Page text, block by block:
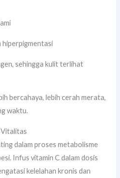
hiperpigmentasi
sehingga kulit terlihat
bercahaya, lebih cerah merata,
waktu.
dalam proses metabolisme
Infus vitamin C dalam dosis
kelelahan kronis dan